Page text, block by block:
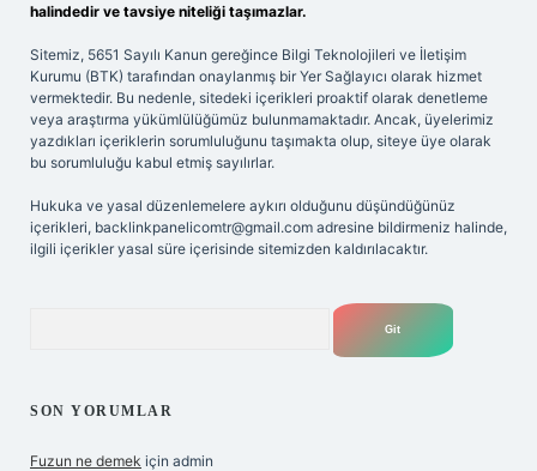
halindedir ve tavsiye niteliği taşımazlar.
Sitemiz, 5651 Sayılı Kanun gereğince Bilgi Teknolojileri ve İletişim
Kurumu (BTK) tarafından onaylanmış bir Yer Sağlayıcı olarak hizmet
vermektedir. Bu nedenle, sitedeki içerikleri proaktif olarak denetleme
veya araştırma yükümlülüğümüz bulunmamaktadır. Ancak, üyelerimiz
yazdıkları içeriklerin sorumluluğunu taşımakta olup, siteye üye olarak
bu sorumluluğu kabul etmiş sayılırlar.
Hukuka ve yasal düzenlemelere aykırı olduğunu düşündüğünüz
içerikleri, backlinkpanelicomtr@gmail.com adresine bildirmeniz halinde,
ilgili içerikler yasal süre içerisinde sitemizden kaldırılacaktır.
SON YORUMLAR
Fuzun ne demek için admin